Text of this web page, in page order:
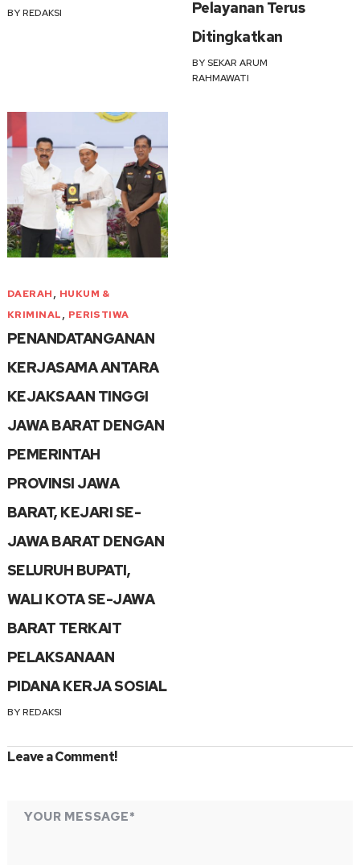
BYREDAKSI
Pelayanan Terus
Ditingkatkan
BYSEKAR ARUM
RAHMAWATI
DAERAH, HUKUM &
KRIMINAL, PERISTIWA
PENANDATANGANAN
KERJASAMA ANTARA
KEJAKSAAN TINGGI
JAWA BARAT DENGAN
PEMERINTAH
PROVINSI JAWA
BARAT, KEJARI SE-
JAWA BARAT DENGAN
SELURUH BUPATI,
WALI KOTA SE-JAWA
BARAT TERKAIT
PELAKSANAAN
PIDANA KERJA SOSIAL
BYREDAKSI
Leave a Comment!